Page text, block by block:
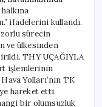
ifadelerini kullandı.
zorlu sürecin
ve ülkesinden
THY UÇAĞIYLA
işlemlerinin
Yolları’nın TK
hareket etti.
bir olumsuzluk